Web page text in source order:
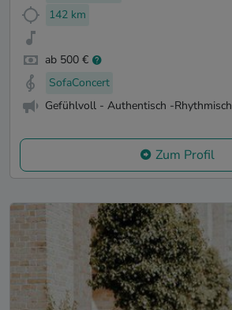
142 km
ab 500 €
SofaConcert
Gefühlvoll - Authentisch -Rhythmisch
Zum Profil